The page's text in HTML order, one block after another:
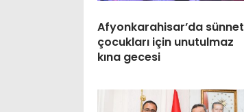
Afyonkarahisar’da sünnet
çocukları için unutulmaz
kına gecesi